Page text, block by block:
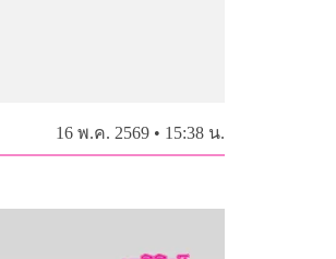
16 พ.ค. 2569 • 15:38 น.